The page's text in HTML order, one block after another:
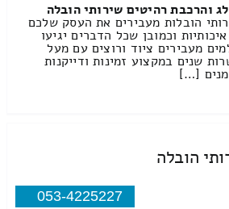
והרכבת רהיטים שירותי הובלה
הובלות מעבירים את העסק שלכם
וכמובן שכל הדברים יגיעו
מעבירים ציוד ורוצים עם מעל
שנים במקצוע זמינות ודייקנות
[…]
הובלה
053-4225227